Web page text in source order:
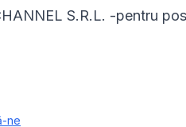
S.R.L. -pentru
ne